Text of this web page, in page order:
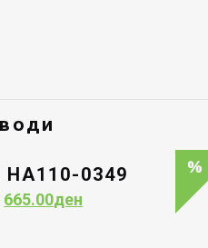
HA110-0349
Original
665.00ден